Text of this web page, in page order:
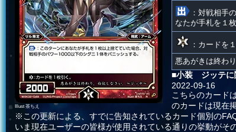
Illust 茶ちえ
：対戦相手
なたが手札を１
：カードを
悪あがきは終わ
■小装 ジッテに
2022-09-16
こちらのカード
のカードは現在
※この更新による、すでに告知されているカード個別の
いま現在ユーザーの皆様が使用されている通りの挙動がそ